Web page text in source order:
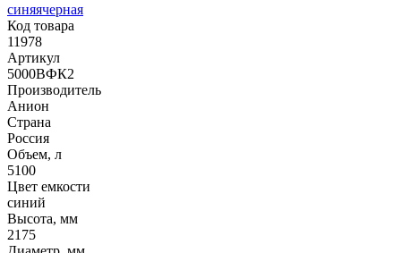
синяячерная
Код товара
11978
Артикул
5000ВФК2
Производитель
Анион
Страна
Россия
Объем, л
5100
Цвет емкости
синий
Высота, мм
2175